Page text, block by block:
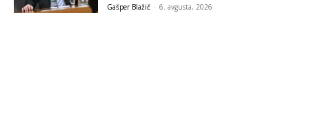
Gašper Blažič - 6. avgusta, 2026